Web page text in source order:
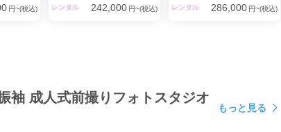
円~(税込) レンタル 242,000 円~(税込) レンタル 286,000 円~(税込)
袖 成人式前撮りフォトスタジオ
もっと見る